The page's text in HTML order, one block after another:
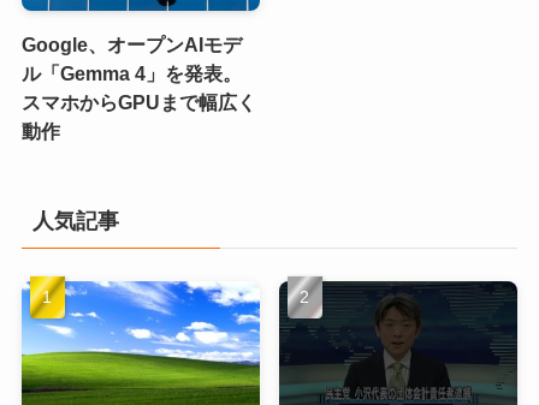
Google、オープンAIモデ
ル「Gemma 4」を発表。
スマホからGPUまで幅広く
動作
人気記事